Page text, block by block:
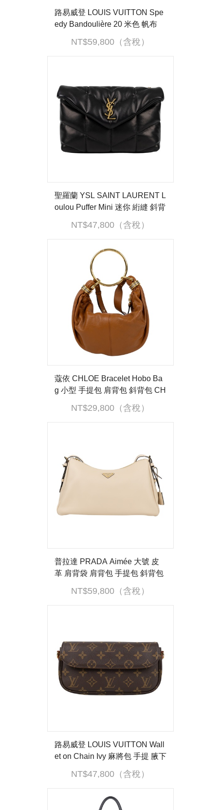
路易威登 LOUIS VUITTON Spe
edy Bandoulière 20 米色 帆布
手提 斜背 波士頓包 M46222 晶
片款 防塵袋/鎖組/背帶
NT$59,800（含稅）
聖羅蘭 YSL SAINT LAURENT L
oulou Puffer Mini 迷你 絎縫 斜背
包 金色五金 6203331EL07 原廠
盒子/防塵袋
NT$47,800（含稅）
蔻依 CHLOE Bracelet Hobo Ba
g 小型 手提包 肩背包 斜背包 CH
C24AS611N72 防塵袋/背帶
NT$29,800（含稅）
普拉達 PRADA Aimée 大號 皮
革 肩背袋 肩背包 手提包 斜背包
1BC228_2CYS 奶茶AIMEE 大
號 防塵袋
NT$59,800（含稅）
路易威登 LOUIS VUITTON Wall
et on Chain Ivy 麻將包 手提 腋下
單肩包 M81911 晶片款 防塵袋/
購買證明/背帶2
NT$47,800（含稅）